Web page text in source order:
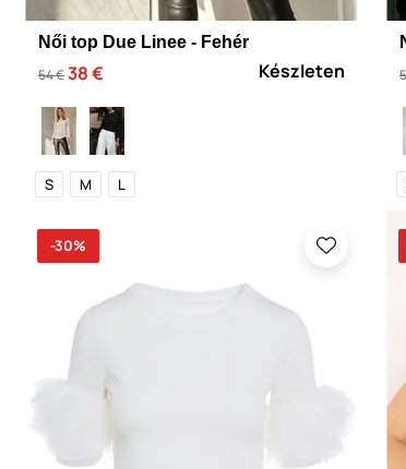
Női top Due Linee - Fehér
54 €38 € Készleten
S M L
-30%